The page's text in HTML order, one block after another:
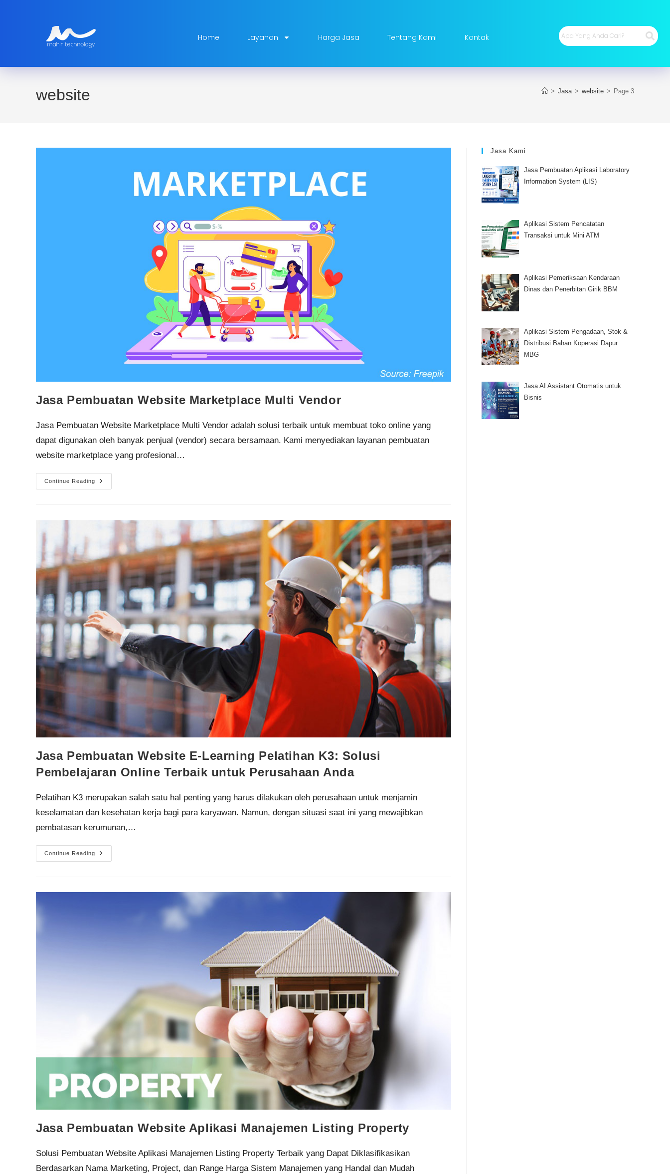
Home Layanan Harga Jasa Tentang Kami Kontak
website > Jasa > website > Page 3
Jasa Pembuatan Website Marketplace Multi Vendor
Jasa Pembuatan Website Marketplace Multi Vendor adalah solusi terbaik untuk membuat toko online yang
dapat digunakan oleh banyak penjual (vendor) secara bersamaan. Kami menyediakan layanan pembuatan
website marketplace yang profesional…
Continue Reading
Jasa Pembuatan Website E-Learning Pelatihan K3: Solusi
Pembelajaran Online Terbaik untuk Perusahaan Anda
Pelatihan K3 merupakan salah satu hal penting yang harus dilakukan oleh perusahaan untuk menjamin
keselamatan dan kesehatan kerja bagi para karyawan. Namun, dengan situasi saat ini yang mewajibkan
pembatasan kerumunan,…
Continue Reading
Jasa Pembuatan Website Aplikasi Manajemen Listing Property
Solusi Pembuatan Website Aplikasi Manajemen Listing Property Terbaik yang Dapat Diklasifikasikan
Berdasarkan Nama Marketing, Project, dan Range Harga Sistem Manajemen yang Handal dan Mudah
Jasa Kami
Jasa Pembuatan Aplikasi Laboratory
Information System (LIS)
Aplikasi Sistem Pencatatan
Transaksi untuk Mini ATM
Aplikasi Pemeriksaan Kendaraan
Dinas dan Penerbitan Girik BBM
Aplikasi Sistem Pengadaan, Stok &
Distribusi Bahan Koperasi Dapur
MBG
Jasa AI Assistant Otomatis untuk
Bisnis